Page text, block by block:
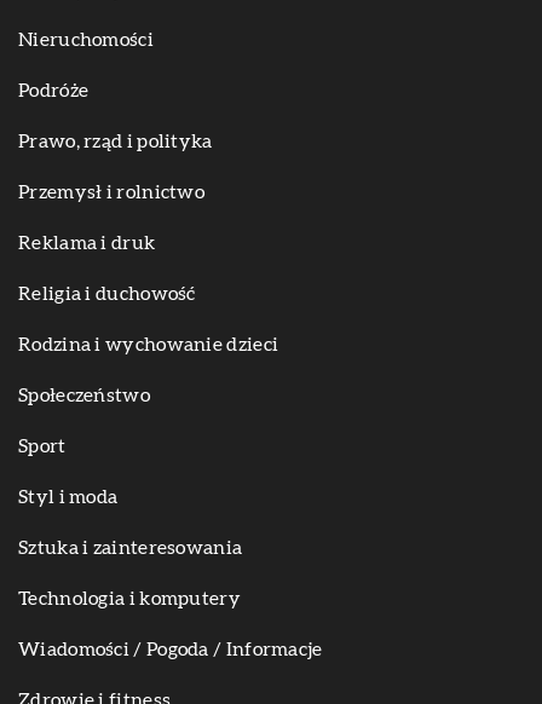
Nieruchomości
Podróże
Prawo, rząd i polityka
Przemysł i rolnictwo
Reklama i druk
Religia i duchowość
Rodzina i wychowanie dzieci
Społeczeństwo
Sport
Styl i moda
Sztuka i zainteresowania
Technologia i komputery
Wiadomości / Pogoda / Informacje